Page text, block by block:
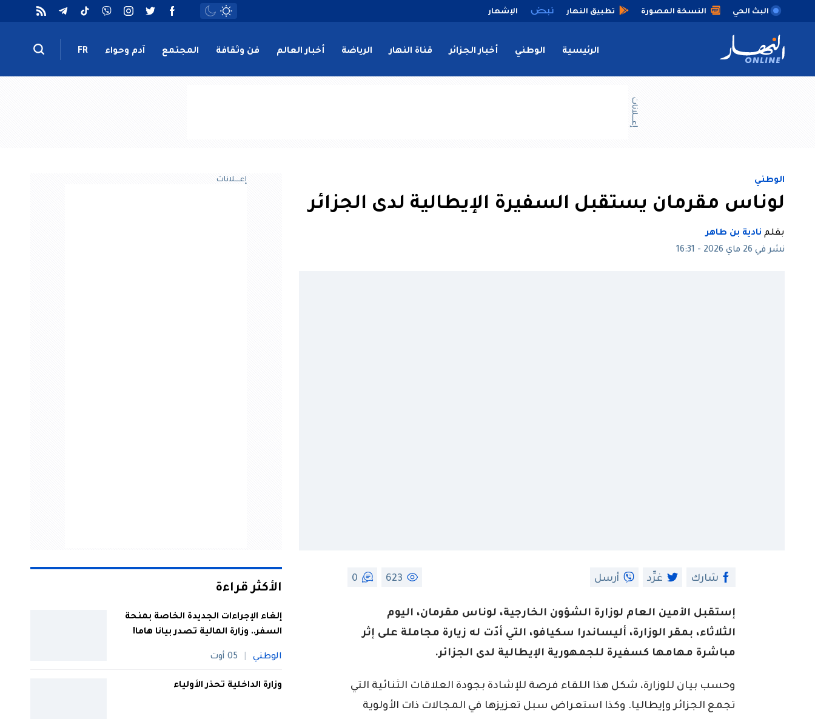
البث الحي النسخة المصورة تطبيق النهار الإشهار
الرئيسية الوطني أخبار الجزائر قناة النهار الرياضة أخبار العالم فن وثقافة المجتمع آدم وحواء FR
إعــــلانات
الوطني
لوناس مقرمان يستقبل السفيرة الإيطالية لدى الجزائر
بقلم نادية بن طاهر
نشر في 26 ماي 2026 - 16:31
شارك غرِّد أرسل 623
0
إستقبل الأمين العام لوزارة الشؤون الخارجية، لوناس مقرمان، اليوم
الثلاثاء، بمقر الوزارة، أليساندرا سكيافو، التي أدّت له زيارة مجاملة على إثر
مباشرة مهامها كسفيرة للجمهورية الإيطالية لدى الجزائر.
وحسب بيان للوزارة، شكل هذا اللقاء فرصة للإشادة بجودة العلاقات الثنائية التي
تجمع الجزائر وإيطاليا. وكذا استعراض سبل تعزيزها في المجالات ذات الأولوية
إعــــلانات
الأكثر قراءة
إلغاء الإجراءات الجديدة الخاصة بمنحة
السفر.. وزارة المالية تصدر بيانا هاما!
الوطني 05 أوت
وزارة الداخلية تحذر الأولياء